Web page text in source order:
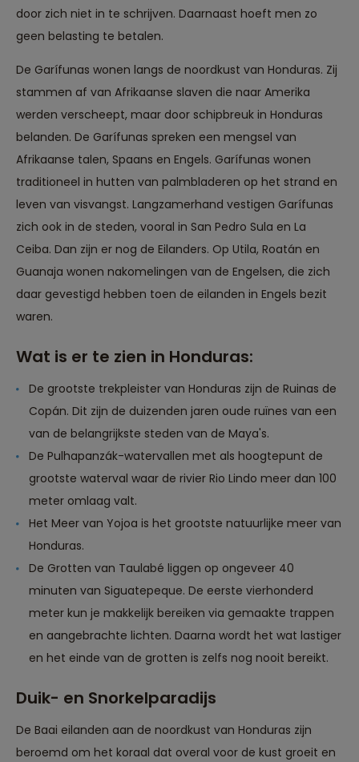
door zich niet in te schrijven. Daarnaast hoeft men zo
geen belasting te betalen.
De Garífunas wonen langs de noordkust van Honduras. Zij
stammen af van Afrikaanse slaven die naar Amerika
werden verscheept, maar door schipbreuk in Honduras
belanden. De Garífunas spreken een mengsel van
Afrikaanse talen, Spaans en Engels. Garífunas wonen
traditioneel in hutten van palmbladeren op het strand en
leven van visvangst. Langzamerhand vestigen Garífunas
zich ook in de steden, vooral in San Pedro Sula en La
Ceiba. Dan zijn er nog de Eilanders. Op Utila, Roatán en
Guanaja wonen nakomelingen van de Engelsen, die zich
daar gevestigd hebben toen de eilanden in Engels bezit
waren.
Wat is er te zien in Honduras:
De grootste trekpleister van Honduras zijn de Ruinas de
Copán. Dit zijn de duizenden jaren oude ruïnes van een
van de belangrijkste steden van de Maya's.
De Pulhapanzák-watervallen met als hoogtepunt de
grootste waterval waar de rivier Rio Lindo meer dan 100
meter omlaag valt.
Het Meer van Yojoa is het grootste natuurlijke meer van
Honduras.
De Grotten van Taulabé liggen op ongeveer 40
minuten van Siguatepeque. De eerste vierhonderd
meter kun je makkelijk bereiken via gemaakte trappen
en aangebrachte lichten. Daarna wordt het wat lastiger
en het einde van de grotten is zelfs nog nooit bereikt.
Duik- en Snorkelparadijs
De Baai eilanden aan de noordkust van Honduras zijn
beroemd om het koraal dat overal voor de kust groeit en